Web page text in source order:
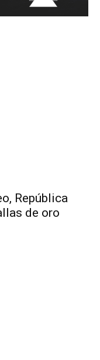
República
de oro